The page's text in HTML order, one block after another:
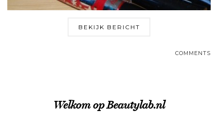
BEKIJK BERICHT
COMMENTS
Welkom op Beautylab.nl